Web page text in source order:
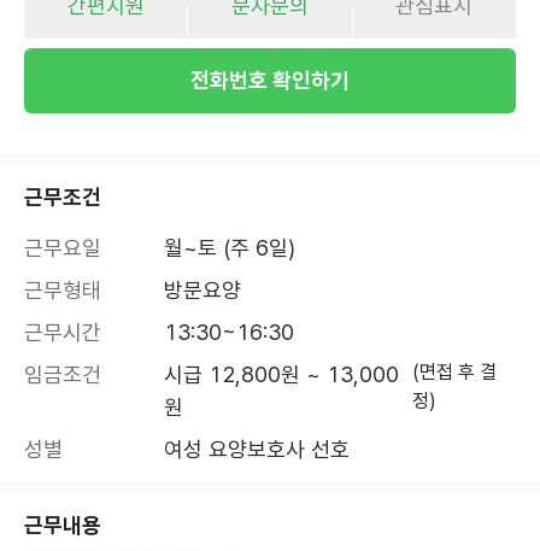
간편지원 문자문의 관심표시
전화번호 확인하기
근무조건
근무요일
월~토 (주 6일)
근무형태
방문요양
근무시간
13:30~16:30
임금조건
시급 12,800원 ~ 13,000
원
(면접 후 결
정)
성별 여성 요양보호사 선호
근무내용